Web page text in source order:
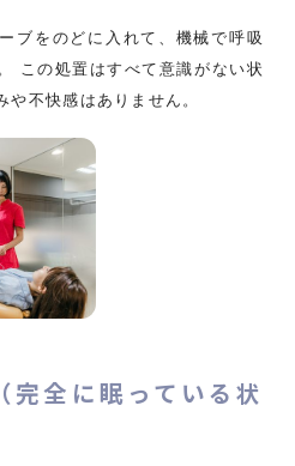
ブをのどに入れて、機械で呼吸
この処置はすべて意識がない状
不快感はありません。
完全に眠っている状